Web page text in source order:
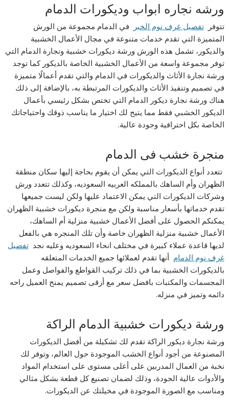
ورشه نجاره ابواب وديكورات الدمام
تتوفرتفصيل غرف نوم الخبر
في الدمام مجموعة من الورش
المتميزة التي تقدم خدمات متنوعة في مجال الأعمال الخشبية
والديكور، تشمل هذه الورش ورشة ديكورات خشبية ونجارة الدمام التي
توفر مجموعة واسعة من الأعمال الخشبية الخاصة بالديكور كما توجد
ورشة نجارة الأثاث والديكورات في الدمام والتي تقدم أعمالًا متميزة
في تصميم وتنفيذ الأثاث والديكورات المرتبطة به، بالإضافة إلى ذلك
هناك ورشة نجارة ديكور الدمام التي تختص بشكل رئيسي بأعمال
الديكور الخشبي فقط مما يتيح لك اختيار ما يناسب ذوقك واحتياجاتك
الخاصة بكل احترافية وجودة عالية.
منجرة خشب فى الدمام
تتعدد أنواع الديكورات التي يمكن أن يقوم بحاجة إليها سكان منطقة
الظهران وأم الساهك بالمملكه العربيه السعوديه، وكذلك تتعدد ورش
وشركات الديكورات التي يمكن الاعتماد عليها ولكن ليست جميعها
تقدم خدماتها بأسعار مناسبة ولكن مع منجرة ديكورات خشبية الظهران
يمكنكم الحصول على أفضل الأعمال خشبية منزلية أم الساهك،
الأعمال خشبية منزلية الظهران خاصة وأن تلك المنجره هي بالفعل
لديها قاعدة عملاء كبيرة في مختلف انحاء السعوديه وعليه نجدتفصيل
غرف نوم الدمام أنها تقدم لعملائها جميع الخدمات المتعلقه
بالديكورات الخشبية بما في ذلك تركيب القواطع والفواصل وعمل
المجسمات والمكتبات بافضل سعر مع أرقى تصميم يمنح العميل راحه
دائمه وتميز في منزله.
ورشة ديكورات خشبية الدمام الراكة
ورشة نجارة ديكور الراكة تقدم لك تشكيلة من أفضل الديكورات
المصنوعة من أجود أنواع الخشب الموجودة حول العالم، وتوفر لك
نخبة من العمال المدربين على أعلى مستوى على استخدام المواد
والأدوات عالية الجودة، وذلك لضمان تصنيع كل قطعة بشكل مثالي
ومناسب مع الصورة الموجودة في مخيلتك عن الديكورات.